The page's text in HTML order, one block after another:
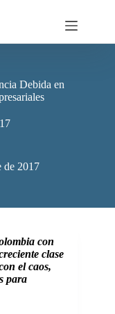
Debida en
de 2017
con
clase
el caos,
para